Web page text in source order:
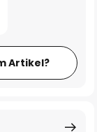
Artikel?